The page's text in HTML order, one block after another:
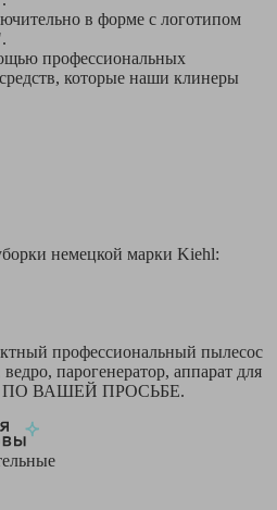
в форме с логотипом
профессиональных
которые наши клинеры
немецкой марки Kiehl:
профессиональный пылесос
парогенератор, аппарат для
ПО ВАШЕЙ ПРОСЬБЕ.